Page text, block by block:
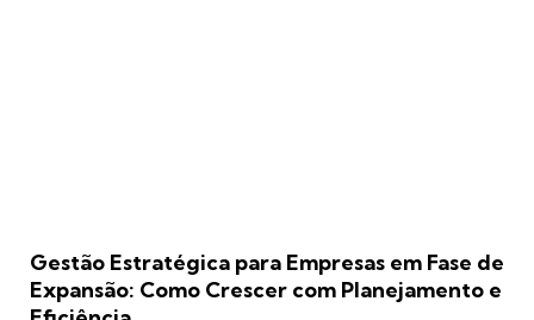
Gestão Estratégica para Empresas em Fase de
Expansão: Como Crescer com Planejamento e